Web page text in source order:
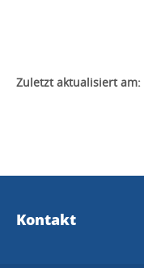
Zuletzt aktualisiert am:
Kontakt